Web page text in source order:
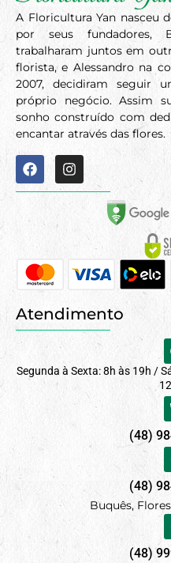
A Floricultura Yan nasceu
por seus fundadores,
trabalharam juntos em
florista, e Alessandro na
2007, decidiram seguir
próprio negócio. Assim
sonho construído com
encantar através das flores.
Atendimento
Segunda à Sexta: 8h às 19h /
(48)
(48)
Buquês,
(48)